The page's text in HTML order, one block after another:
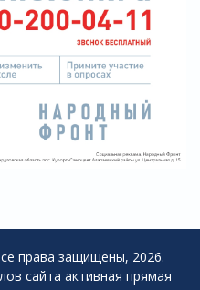
права защищены, 2026.
сайта активная прямая